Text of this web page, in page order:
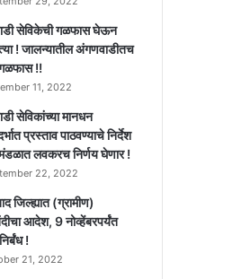
सेविकेची गळफास घेऊन
! जालन्यातील अंगणवाडीतच
!!
11, 2022
सेविकांच्या मानधन
प्रस्ताव पाठवण्याचे निर्देश
लवकरच निर्णय घेणार !
22, 2022
जिल्ह्यात (ग्रामीण)
आदेश, 9 नोव्हेंबरपर्यंत
!
21, 2022